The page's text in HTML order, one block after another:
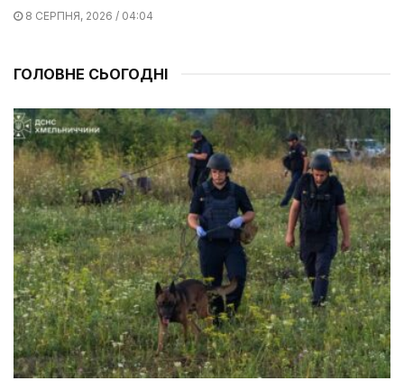
8 СЕРПНЯ, 2026 / 04:04
ГОЛОВНЕ СЬОГОДНІ